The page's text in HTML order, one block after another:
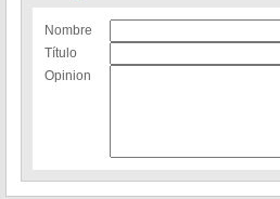
Nombre
Título
Opinion